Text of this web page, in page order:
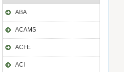
ABA
ACAMS
ACFE
ACI